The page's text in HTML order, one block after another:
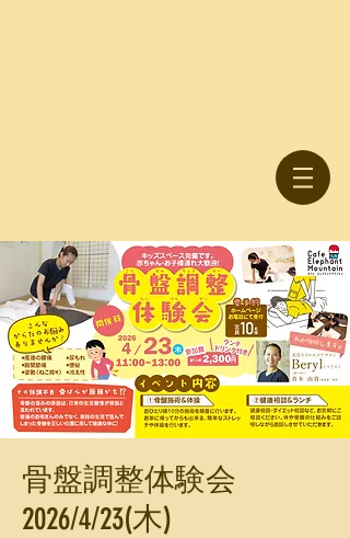
骨盤調整体験会
2026/4/23(木)